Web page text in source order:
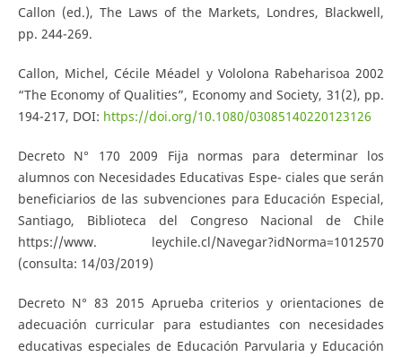
Callon (ed.), The Laws of the Markets, Londres, Blackwell,
pp. 244-269.
Callon, Michel, Cécile Méadel y Vololona Rabeharisoa 2002
“The Economy of Qualities”, Economy and Society, 31(2), pp.
194-217, DOI: https://doi.org/10.1080/03085140220123126
Decreto N° 170 2009 Fija normas para determinar los
alumnos con Necesidades Educativas Espe- ciales que serán
beneficiarios de las subvenciones para Educación Especial,
Santiago, Biblioteca del Congreso Nacional de Chile
https://www. leychile.cl/Navegar?idNorma=1012570
(consulta: 14/03/2019)
Decreto N° 83 2015 Aprueba criterios y orientaciones de
adecuación curricular para estudiantes con necesidades
educativas especiales de Educación Parvularia y Educación